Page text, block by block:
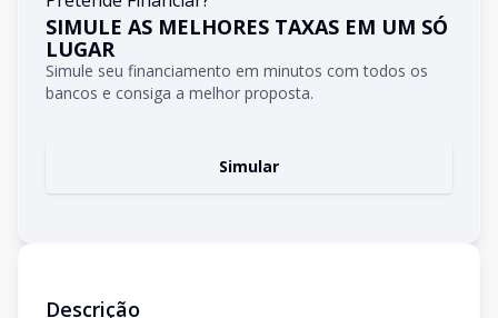
SIMULE AS MELHORES TAXAS EM UM SÓ
LUGAR
Simule seu financiamento em minutos com todos os
bancos e consiga a melhor proposta.
Simular
Descrição